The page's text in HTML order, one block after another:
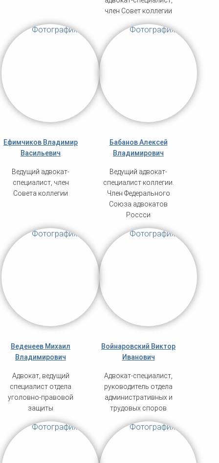
член Совет коллегии
Ефимчиков Владимир
Васильевич
Ведущий адвокат-
специалист, член
Совета коллегии
Бабанов Алексей
Владимирович
Ведущий адвокат-
специалист коллегии.
Член Федерального
Союза адвокатов
Россси
Веденеев Михаил
Владимирович
Адвокат, ведущий
специалист отдела
уголовно-правовой
защиты
Войнаровский Виктор
Иванович
Адвокат-специалист,
руководитель отдела
административных и
трудовых споров